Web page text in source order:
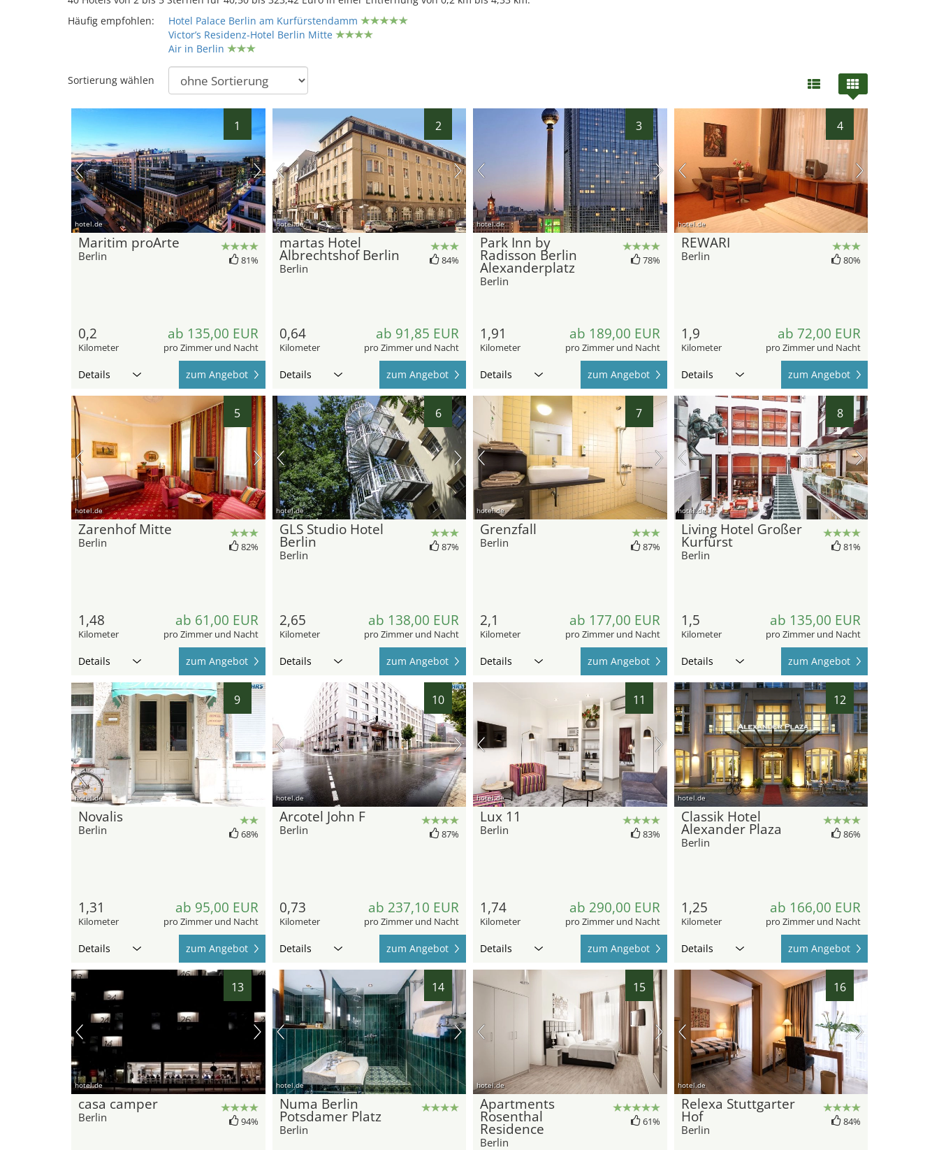
Häufig empfohlen:
Hotel Palace Berlin am Kurfürstendamm
Victor’s Residenz-Hotel Berlin Mitte
Air in Berlin
Sortierung wählen
1
hotel.de
Maritim proArte
Berlin 81%
0,2
Kilometer
ab 135,00 EUR
pro Zimmer und Nacht
Details zum Angebot
2
hotel.de
martas Hotel
Albrechtshof Berlin
Berlin
84%
0,64
Kilometer
ab 91,85 EUR
pro Zimmer und Nacht
Details zum Angebot
3
hotel.de
Park Inn by
Radisson Berlin
Alexanderplatz
Berlin
78%
1,91
Kilometer
ab 189,00 EUR
pro Zimmer und Nacht
Details zum Angebot
4
hotel.de
REWARI
Berlin 80%
1,9
Kilometer
ab 72,00 EUR
pro Zimmer und Nacht
Details zum Angebot
5
hotel.de
Zarenhof Mitte
Berlin 82%
1,48
Kilometer
ab 61,00 EUR
pro Zimmer und Nacht
Details zum Angebot
6
hotel.de
GLS Studio Hotel
Berlin
Berlin
87%
2,65
Kilometer
ab 138,00 EUR
pro Zimmer und Nacht
Details zum Angebot
7
hotel.de
Grenzfall
Berlin 87%
2,1
Kilometer
ab 177,00 EUR
pro Zimmer und Nacht
Details zum Angebot
8
hotel.de
Living Hotel Großer
Kurfürst
Berlin
81%
1,5
Kilometer
ab 135,00 EUR
pro Zimmer und Nacht
Details zum Angebot
9
hotel.de
Novalis
Berlin 68%
1,31
Kilometer
ab 95,00 EUR
pro Zimmer und Nacht
Details zum Angebot
10
hotel.de
Arcotel John F
Berlin 87%
0,73
Kilometer
ab 237,10 EUR
pro Zimmer und Nacht
Details zum Angebot
11
hotel.de
Lux 11
Berlin 83%
1,74
Kilometer
ab 290,00 EUR
pro Zimmer und Nacht
Details zum Angebot
12
hotel.de
Classik Hotel
Alexander Plaza
Berlin
86%
1,25
Kilometer
ab 166,00 EUR
pro Zimmer und Nacht
Details zum Angebot
13
hotel.de
casa camper
Berlin 94%
14
hotel.de
Numa Berlin
Potsdamer Platz
Berlin
15
hotel.de
Apartments
Rosenthal
Residence
Berlin
61%
16
hotel.de
Relexa Stuttgarter
Hof
Berlin
84%